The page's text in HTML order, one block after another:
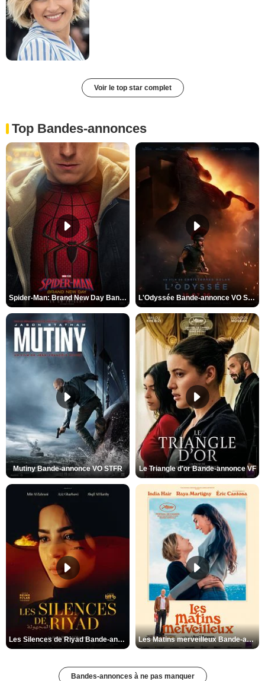
Voir le top star complet
Top Bandes-annonces
Spider-Man: Brand New Day Bande-annonce VO STFR L'Odyssée Bande-annonce VO STFR
Mutiny Bande-annonce VO STFR Le Triangle d'or Bande-annonce VF
Les Silences de Riyad Bande-annonce VO STFR Les Matins merveilleux Bande-annonce VF
Bandes-annonces à ne pas manquer